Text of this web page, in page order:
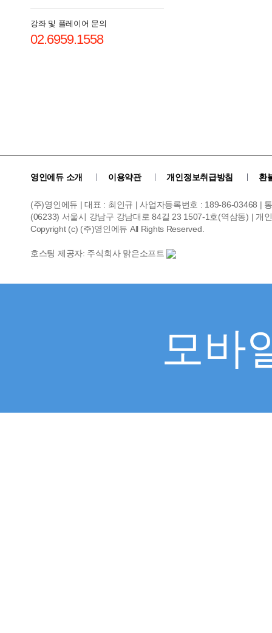
강좌 및 플레이어 문의
02.6959.1558
영인에듀 소개 이용약관 개인정보취급방침 환
(주)영인에듀 | 대표 : 최인규 | 사업자등록번호 : 189-86-03468 |
(06233) 서울시 강남구 강남대로 84길 23 1507-1호(역삼동) | 개
Copyright (c) (주)영인에듀 All Rights Reserved.
호스팅 제공자: 주식회사 맑은소프트
모바